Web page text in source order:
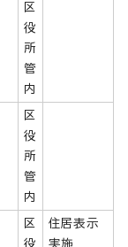
区
役
所
管
内
区
役
所
管
内
区
役
住居表示
実施